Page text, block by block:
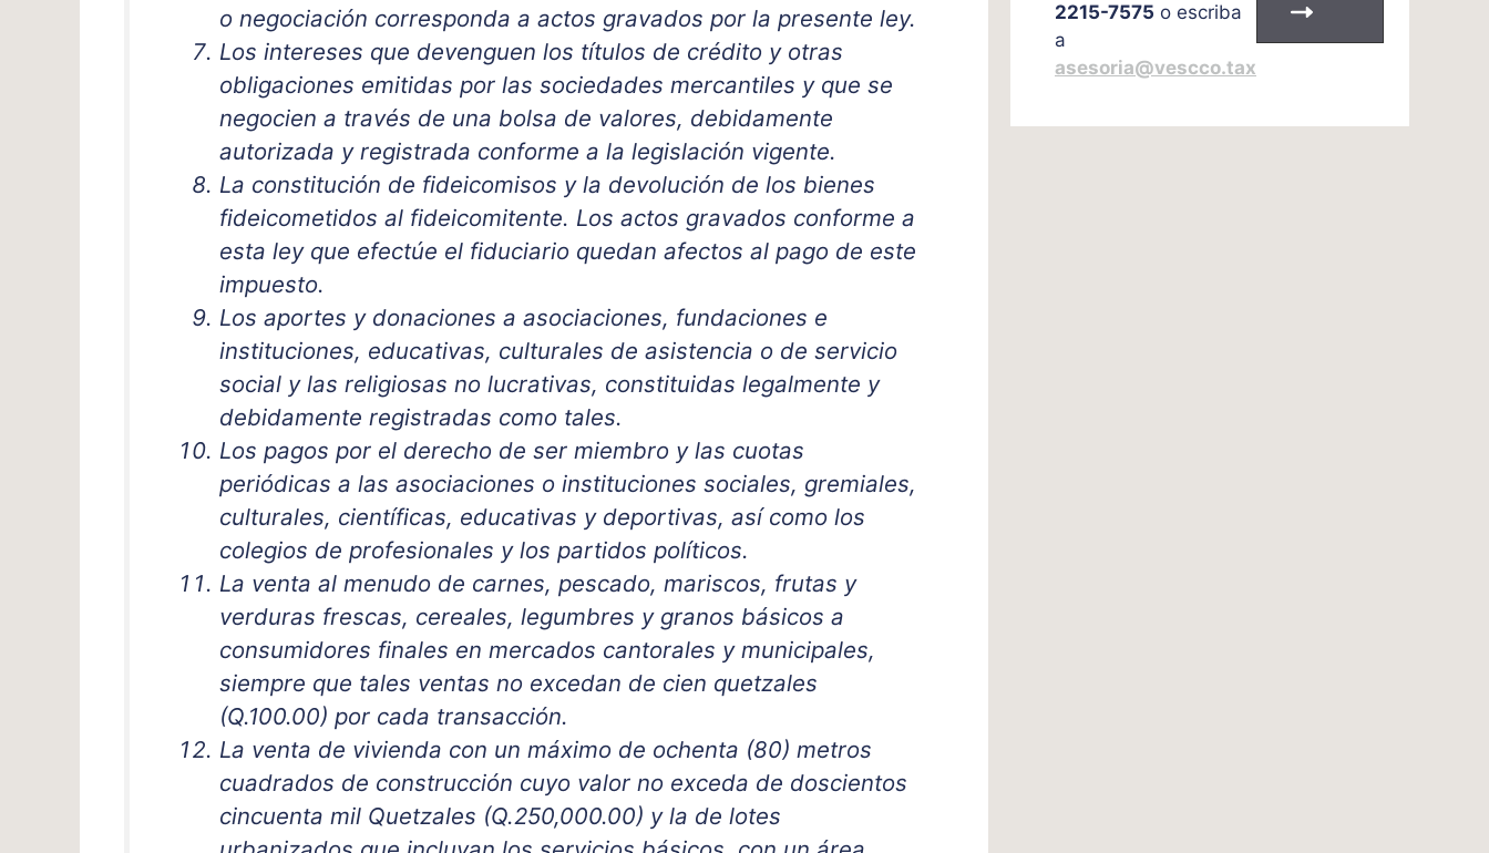
o negociación corresponda a actos gravados por la presente ley.
Los intereses que devenguen los títulos de crédito y otras
obligaciones emitidas por las sociedades mercantiles y que se
negocien a través de una bolsa de valores, debidamente
autorizada y registrada conforme a la legislación vigente.
La constitución de fideicomisos y la devolución de los bienes
fideicometidos al fideicomitente. Los actos gravados conforme a
esta ley que efectúe el fiduciario quedan afectos al pago de este
impuesto.
Los aportes y donaciones a asociaciones, fundaciones e
instituciones, educativas, culturales de asistencia o de servicio
social y las religiosas no lucrativas, constituidas legalmente y
debidamente registradas como tales.
Los pagos por el derecho de ser miembro y las cuotas
periódicas a las asociaciones o instituciones sociales, gremiales,
culturales, científicas, educativas y deportivas, así como los
colegios de profesionales y los partidos políticos.
La venta al menudo de carnes, pescado, mariscos, frutas y
verduras frescas, cereales, legumbres y granos básicos a
consumidores finales en mercados cantorales y municipales,
siempre que tales ventas no excedan de cien quetzales
(Q.100.00) por cada transacción.
La venta de vivienda con un máximo de ochenta (80) metros
cuadrados de construcción cuyo valor no exceda de doscientos
cincuenta mil Quetzales (Q.250,000.00) y la de lotes
2215-7575 o escriba
a
asesoria@vescco.tax